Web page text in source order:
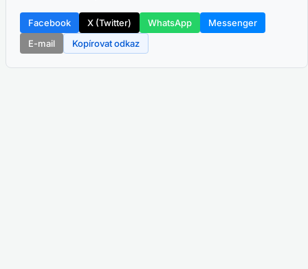
Facebook X (Twitter) WhatsApp
Messenger
E-mail
Kopírovat odkaz